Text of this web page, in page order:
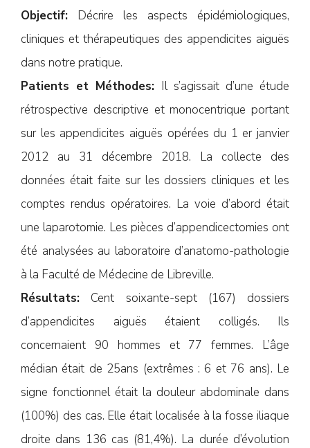
Objectif: Décrire les aspects épidémiologiques,
cliniques et thérapeutiques des appendicites aiguës
dans notre pratique.
Patients et Méthodes: Il s’agissait d’une étude
rétrospective descriptive et monocentrique portant
sur les appendicites aiguës opérées du 1 er janvier
2012 au 31 décembre 2018. La collecte des
données était faite sur les dossiers cliniques et les
comptes rendus opératoires. La voie d’abord était
une laparotomie. Les pièces d’appendicectomies ont
été analysées au laboratoire d’anatomo-pathologie
à la Faculté de Médecine de Libreville.
Résultats: Cent soixante-sept (167) dossiers
d’appendicites aiguës étaient colligés. Ils
concernaient 90 hommes et 77 femmes. L’âge
médian était de 25ans (extrêmes : 6 et 76 ans). Le
signe fonctionnel était la douleur abdominale dans
(100%) des cas. Elle était localisée à la fosse iliaque
droite dans 136 cas (81,4%). La durée d’évolution